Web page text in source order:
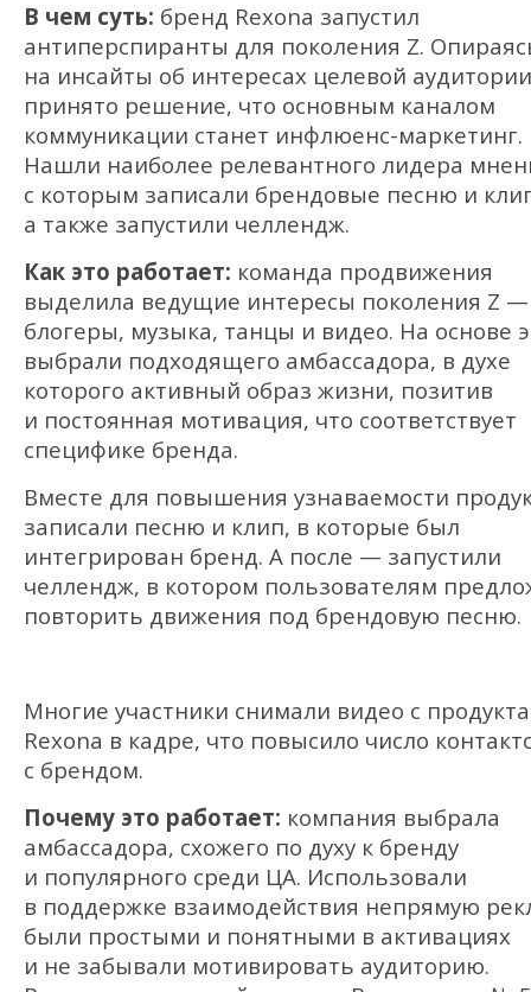
В чем суть: бренд Rexona запустил
антиперспиранты для поколения Z.
на инсайты об интересах целевой
принято решение, что основным каналом
коммуникации станет инфлюенс-маркетинг.
Нашли наиболее релевантного лидера
с которым записали брендовые песню и
а также запустили челлендж.
Как это работает: команда продвижения
выделила ведущие интересы поколения Z —
блогеры, музыка, танцы и видео. На основе
выбрали подходящего амбассадора, в духе
которого активный образ жизни, позитив
и постоянная мотивация, что соответствует
специфике бренда.
Вместе для повышения узнаваемости
записали песню и клип, в которые был
интегрирован бренд. А после — запустили
челлендж, в котором пользователям
повторить движения под брендовую песню.
Многие участники снимали видео с
Rexona в кадре, что повысило число
с брендом.
Почему это работает: компания выбрала
амбассадора, схожего по духу к бренду
и популярного среди ЦА. Использовали
в поддержке взаимодействия непрямую
были простыми и понятными в активациях
и не забывали мотивировать аудиторию.